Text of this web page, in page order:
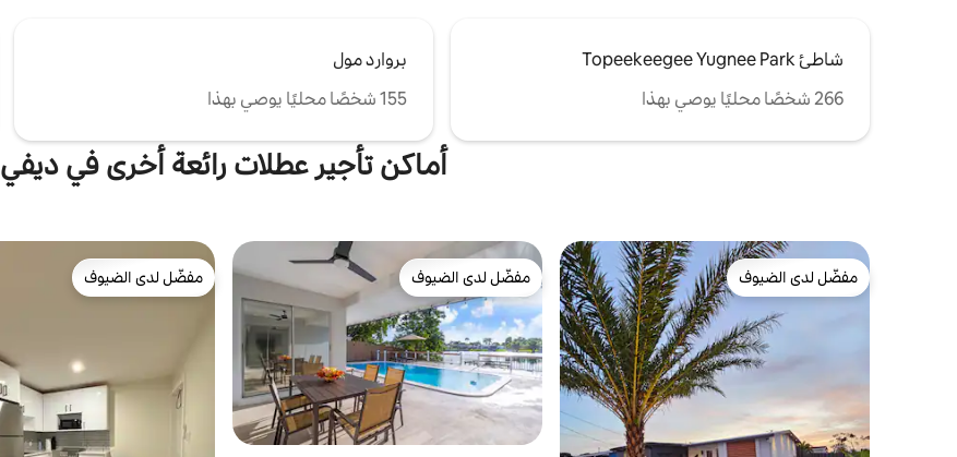
شاطئ Topeekeegee Yugnee Park
266 شخصًا محليًا يوصي بهذا
بروارد مول
155 شخصًا محليًا يوصي بهذا
أماكن تأجير عطلات رائعة أخرى في ديفي
مفضّل لدى الضيوف
مفضّل لدى الضيوف
مفضّل لدى الضيوف
مفضّل لدى الضيوف
مفضّل لدى الضيوف
مفضّل لدى الضيوف